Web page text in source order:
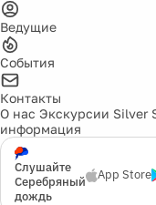
Ведущие
События
Контакты
О нас Экскурсии Silver
информация
Слушайте
Серебряный
дождь
App Store